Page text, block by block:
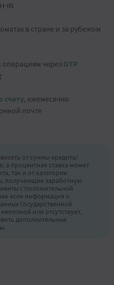
IN
в стране и за рубежом
операциям через OTP
счету, ежемесячно
почте
от суммы кредита/
а процентная ставка может
так и от категории
получающие заработную
с положительной
если информация о
Государственной
или отсутствует,
дополнительные